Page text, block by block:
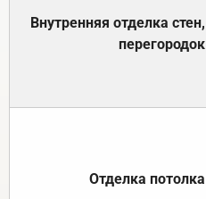
Внутренняя отделка стен,
перегородок
Отделка потолка